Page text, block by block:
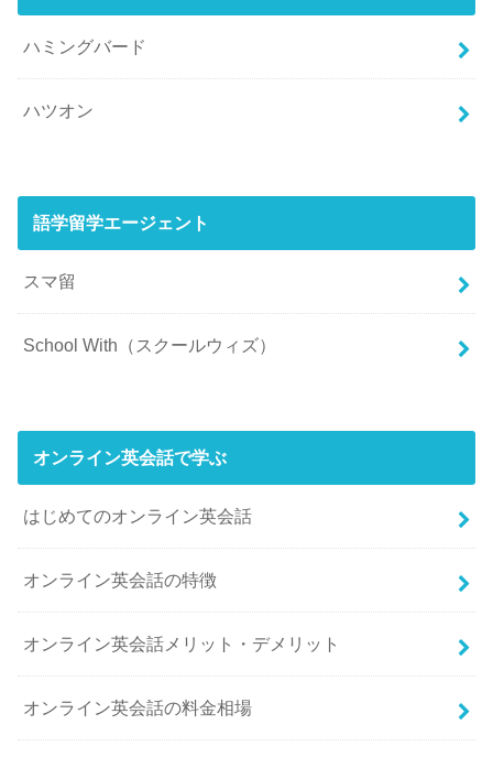
ハミングバード
ハツオン
語学留学エージェント
スマ留
School With（スクールウィズ）
オンライン英会話で学ぶ
はじめてのオンライン英会話
オンライン英会話の特徴
オンライン英会話メリット・デメリット
オンライン英会話の料金相場